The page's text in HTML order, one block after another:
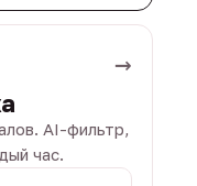
→
AI-фильтр,
час.